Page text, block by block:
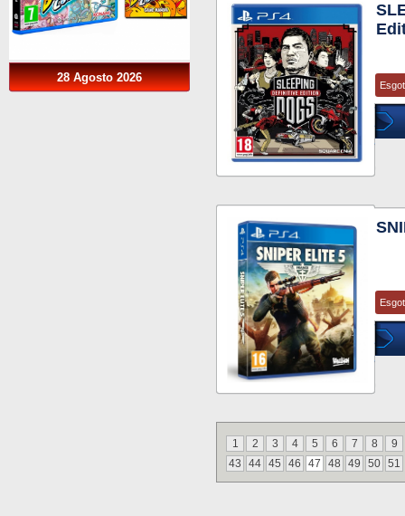
28 Agosto 2026
1 2 3 4 5 6 7 8
9
43
44 45 46 47 48 49 50 51